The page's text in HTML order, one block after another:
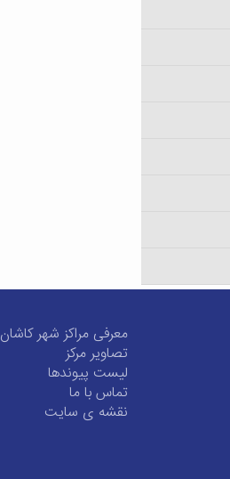
معرفی مراکز شهر کاشان
تصاویر مرکز
لیست پیوند‌ها
تماس با ما
نقشه ی سایت